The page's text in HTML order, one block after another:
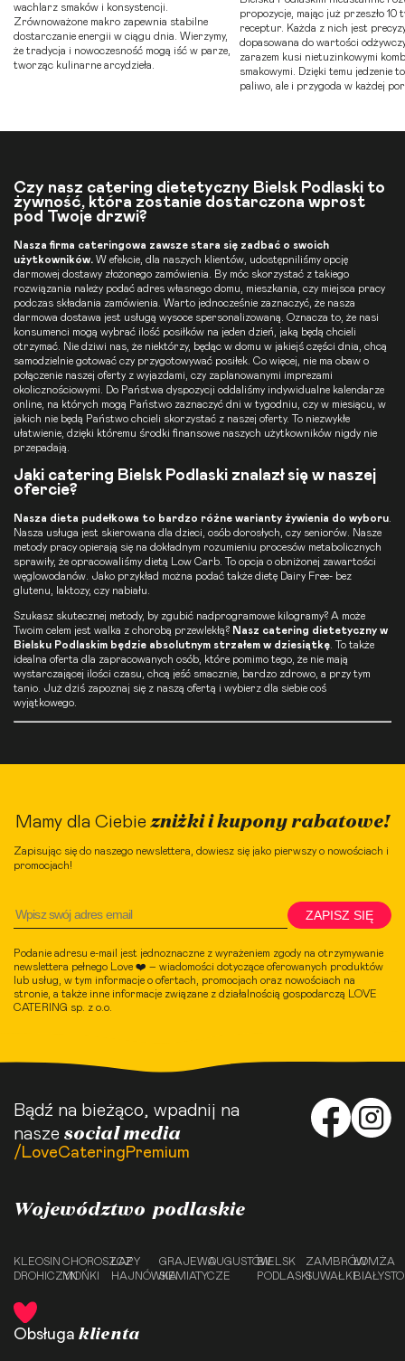
wachlarz smaków i konsystencji.
Zrównoważone makro zapewnia stabilne
dostarczanie energii w ciągu dnia. Wierzymy,
że tradycja i nowoczesność mogą iść w parze,
tworząc kulinarne arcydzieła.
propozycje, mając już przeszło 10
receptur. Każda z nich jest
dopasowana do wartości
zarazem kusi nietuzinkowymi
smakowymi. Dzięki temu jedzenie
paliwo, ale i przygoda w każdej
Czy nasz catering dietetyczny Bielsk Podlaski to
żywność, która zostanie dostarczona wprost
pod Twoje drzwi?
Nasza firma cateringowa zawsze stara się zadbać o swoich
użytkowników. W efekcie, dla naszych klientów, udostępniliśmy opcję
darmowej dostawy złożonego zamówienia. By móc skorzystać z takiego
rozwiązania należy podać adres własnego domu, mieszkania, czy miejsca pracy
podczas składania zamówienia. Warto jednocześnie zaznaczyć, że nasza
darmowa dostawa jest usługą wysoce spersonalizowaną. Oznacza to, że nasi
konsumenci mogą wybrać ilość posiłków na jeden dzień, jaką będą chcieli
otrzymać. Nie dziwi nas, że niektórzy, będąc w domu w jakiejś części dnia, chcą
samodzielnie gotować czy przygotowywać posiłek. Co więcej, nie ma obaw o
połączenie naszej oferty z wyjazdami, czy zaplanowanymi imprezami
okolicznościowymi. Do Państwa dyspozycji oddaliśmy indywidualne kalendarze
online, na których mogą Państwo zaznaczyć dni w tygodniu, czy w miesiącu, w
jakich nie będą Państwo chcieli skorzystać z naszej oferty. To niezwykłe
ułatwienie, dzięki któremu środki finansowe naszych użytkowników nigdy nie
przepadają.
Jaki catering Bielsk Podlaski znalazł się w naszej
ofercie?
Nasza dieta pudełkowa to bardzo różne warianty żywienia do wyboru
Nasza usługa jest skierowana dla dzieci, osób dorosłych, czy seniorów. Nasze
metody pracy opierają się na dokładnym rozumieniu procesów metabolicznych
sprawiły, że opracowaliśmy dietą Low Carb . To opcja o obniżonej zawartości
węglowodanów. Jako przykład można podać także dietę Dairy Free- bez
glutenu, laktozy, czy nabiału.
Szukasz skutecznej metody, by zgubić nadprogramowe kilogramy? A może
Twoim celem jest walka z chorobą przewlekłą? Nasz catering dietetyczny w
Bielsku Podlaskim będzie absolutnym strzałem w dziesiątkę . To także
idealna oferta dla zapracowanych osób, które pomimo tego, że nie mają
wystarczającej ilości czasu, chcą jeść smacznie, bardzo zdrowo, a przy tym
tanio. Już dziś zapoznaj się z naszą ofertą i wybierz dla siebie coś
wyjątkowego.
Mamy dla Ciebie zniżki i kupony rabatowe!
Zapisując się do naszego newslettera, dowiesz się jako pierwszy o nowościach i
promocjach!
ZAPISZ SIĘ
Podanie adresu e-mail jest jednoznaczne z wyrażeniem zgody na otrzymywanie
newslettera pełnego Love ❤️ – wiadomości dotyczące oferowanych produktów
lub usług, w tym informacje o ofertach, promocjach oraz nowościach na
stronie, a także inne informacje związane z działalnością gospodarczą LOVE
CATERING sp. z o.o.
Bądź na bieżąco, wpadnij na
nasze social media
/LoveCateringPremium
Województwo podlaskie
KLEOSIN
DROHICZYN
CHOROSZCZ
MOŃKI
ŁAPY
HAJNÓWKA
GRAJEWO
SIEMIATYCZE
AUGUSTÓWBIELSK
PODLASKI
ZAMBRÓW
SUWAŁKI
ŁOMŻA
Obsługa klienta